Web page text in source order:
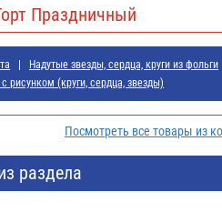
Праздничный
Надутые звезды, сердца, круги из фольги
рисунком (круги, сердца, звезды)
Посмотреть все товары из
раздела